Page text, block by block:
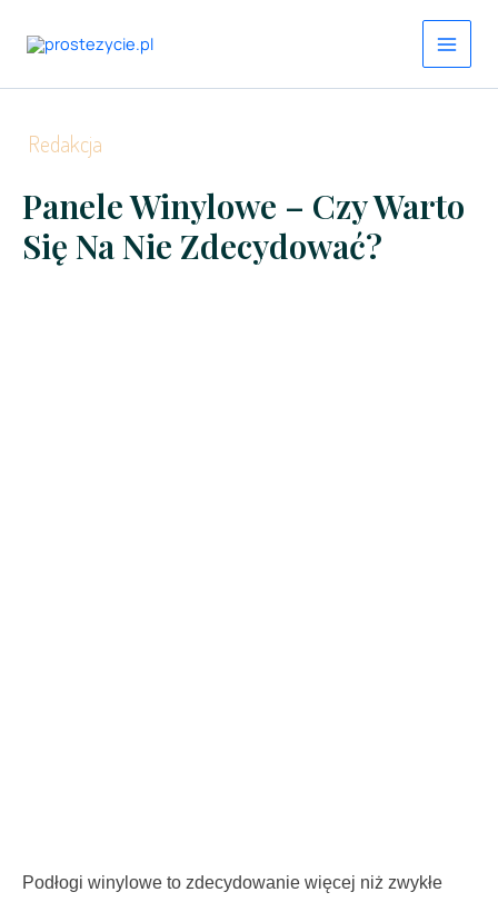
Redakcja
Panele Winylowe – Czy Warto
Się Na Nie Zdecydować?
Podłogi winylowe to zdecydowanie więcej niż zwykłe